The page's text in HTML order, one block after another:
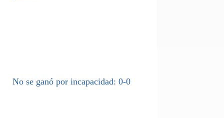
No se ganó por incapacidad: 0-0